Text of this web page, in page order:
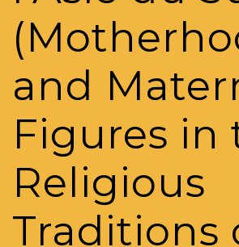
and
Figures in
Religious
Traditions